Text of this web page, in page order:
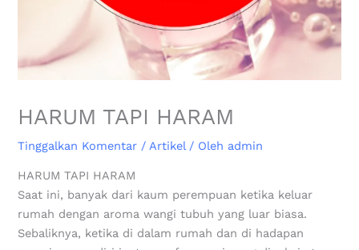
HARUM TAPI HARAM
Tinggalkan Komentar / Artikel / Oleh admin
HARUM TAPI HARAM
Saat ini, banyak dari kaum perempuan ketika keluar
rumah dengan aroma wangi tubuh yang luar biasa.
Sebaliknya, ketika di dalam rumah dan di hadapan